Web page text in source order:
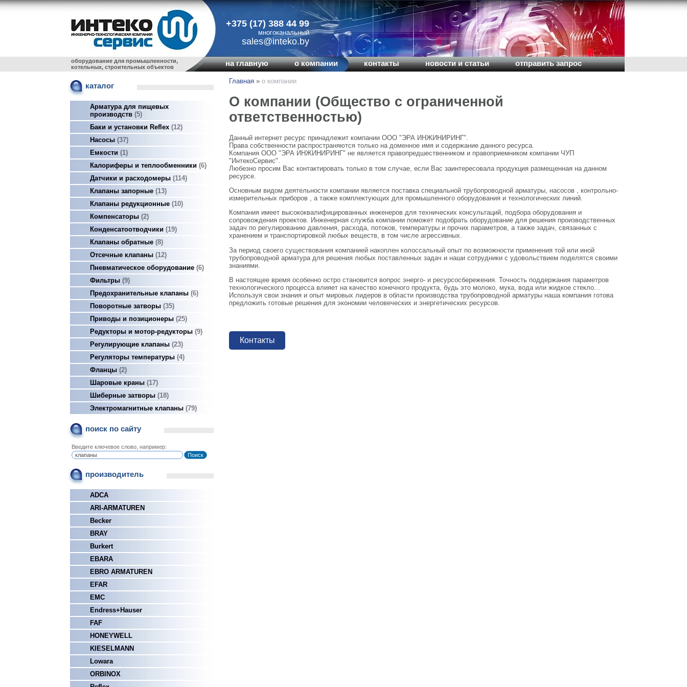
+375 (17) 388 44 99
многоканальный
sales@inteko.by
оборудование для промышленности,
котельных, строительных объектов
на главную о компании контакты новости и статьи отправить запрос
каталог
Арматура для пищевых
производств 5
Баки и установки Reflex 12
Насосы 37
Емкости
1
Калориферы и теплообменники 6
Датчики и расходомеры 114
Клапаны запорные 13
Клапаны редукционные 10
Компенсаторы 2
Конденсатоотводчики
19
Клапаны обратные 8
Отсечные клапаны 12
Пневматическое оборудование 6
Фильтры 9
Предохранительные клапаны 6
Поворотные затворы 35
Приводы и позиционеры 25
Редукторы и мотор-редукторы 9
Регулирующие клапаны 23
Регуляторы температуры 4
Фланцы 2
Шаровые краны 17
Шиберные затворы 18
Электромагнитные клапаны 79
поиск по сайту
Введите ключевое слово, например:
производитель
ADCA
ARI-ARMATUREN
Becker
BRAY
Burkert
EBARA
EBRO ARMATUREN
EFAR
EMC
Endress+Hauser
FAF
HONEYWELL
KIESELMANN
Lowara
ORBINOX
Главная » о компании
О компании (Общество с ограниченной
ответственностью)
Данный интернет ресурс принадлежит компании ООО "ЭРА ИНЖИНИРИНГ".
Права собственности распространяются только на доменное имя и содержание данного ресурса.
Компания ООО "ЭРА ИНЖИНИРИНГ" не является правопредшественником и правоприемником компании ЧУП
"ИнтекоСервис".
Любезно просим Вас контактировать только в том случае, если Вас заинтересовала продукция размещенная на данном
ресурсе.
Основным видом деятельности компании является поставка специальной трубопроводной арматуры, насосов , контрольно-
измерительных приборов , а также комплектующих для промышленного оборудования и технологических линий.
Компания имеет высококвалифицированных инженеров для технических консультаций, подбора оборудования и
сопровождения проектов. Инженерная служба компании поможет подобрать оборудование для решения производственных
задач по регулированию давления, расхода, потоков, температуры и прочих параметров, а также задач, связанных с
хранением и транспортировкой любых веществ, в том числе агрессивных.
За период своего существования компанией накоплен колоссальный опыт по возможности применения той или иной
трубопроводной арматура для решения любых поставленных задач и наши сотрудники с удовольствием поделятся своими
знаниями.
В настоящее время особенно остро становится вопрос энерго- и ресурсосбережения. Точность поддержания параметров
технологического процесса влияет на качество конечного продукта, будь это молоко, мука, вода или жидкое стекло...
Используя свои знания и опыт мировых лидеров в области производства трубопроводной арматуры наша компания готова
предложить готовые решения для экономии человеческих и энергетических ресурсов.
Контакты